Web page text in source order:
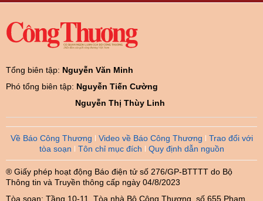
Tổng biên tập: Nguyễn Văn Minh
Phó tổng biên tập: Nguyễn Tiến Cường
Nguyễn Thị Thùy Linh
Về Báo Công Thương Video về Báo Công Thương
Trao đổi với
tòa soạn
Tôn chỉ mục đích Quy định dẫn nguồn
® Giấy phép hoạt động Báo điện tử số 276/GP-BTTTT do Bộ
Thông tin và Truyền thông cấp ngày 04/8/2023
Tòa soạn: Tầng 10-11, Tòa nhà Bộ Công Thương, số 655 Phạm